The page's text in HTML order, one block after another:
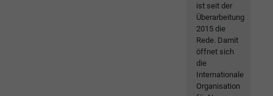
ist seit der
Überarbeitung
2015 die
Rede. Damit
öffnet sich
die
Internationale
Organisation